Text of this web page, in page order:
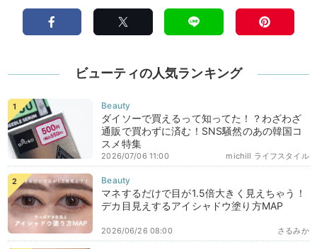
ビューティの人気ランキング
ダイソーで買えるって知ってた！？わざわざ
通販で買わずに済む！SNS騒然のあの韓国コ
スメ特集
michill ライフスタイル
2026/07/06 11:00
マネするだけで目が1.5倍大きく見えちゃう！
デカ目見えするアイシャドウ塗り方MAP
さるみか
2026/06/26 08:00